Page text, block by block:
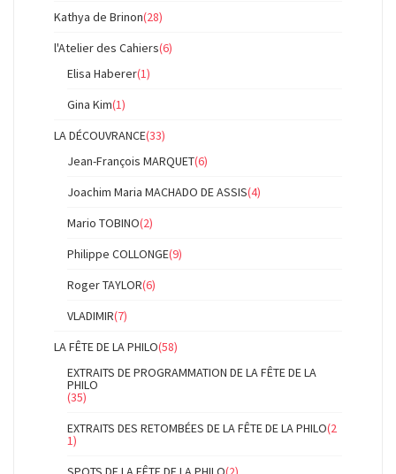
Kathya de Brinon(28)
l'Atelier des Cahiers(6)
Elisa Haberer(1)
Gina Kim(1)
LA DÉCOUVRANCE(33)
Jean-François MARQUET(6)
Joachim Maria MACHADO DE ASSIS(4)
Mario TOBINO(2)
Philippe COLLONGE(9)
Roger TAYLOR(6)
VLADIMIR(7)
LA FÊTE DE LA PHILO(58)
EXTRAITS DE PROGRAMMATION DE LA FÊTE DE LA
PHILO
(35)
EXTRAITS DES RETOMBÉES DE LA FÊTE DE LA PHILO(2
1)